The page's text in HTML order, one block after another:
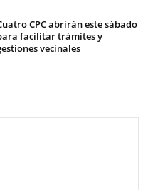
CPC abrirán este sábado
facilitar trámites y
vecinales